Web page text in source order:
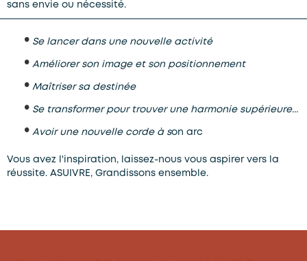
sans envie ou nécessité.
• Se lancer dans une nouvelle activité
• Améliorer son image et son positionnement
• Maîtriser sa destinée
• Se transformer pour trouver une harmonie supérieure...
• Avoir une nouvelle corde à son arc
Vous avez l'inspiration, laissez-nous vous aspirer vers la
réussite. ASUIVRE, Grandissons ensemble.